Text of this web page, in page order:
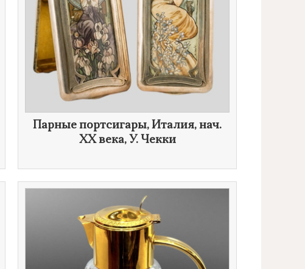
Парные портсигары, Италия, нач.
XX века, У. Чекки